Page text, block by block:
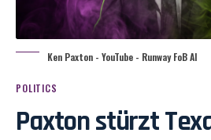
Ken Paxton - YouTube - Runway FoB AI
POLITICS
Paxton stürzt